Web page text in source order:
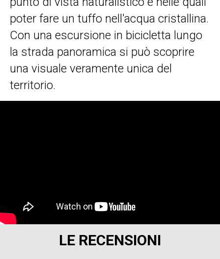
poter fare un tuffo nell'acqua cristallina.
Con una escursione in bicicletta lungo
la strada panoramica si può scoprire
una visuale veramente unica del
territorio.
LE RECENSIONI